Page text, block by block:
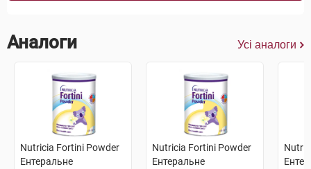
Аналоги Усі аналоги
Nutricia Fortini Powder
Ентеральне
Nutricia Fortini Powder
Ентеральне